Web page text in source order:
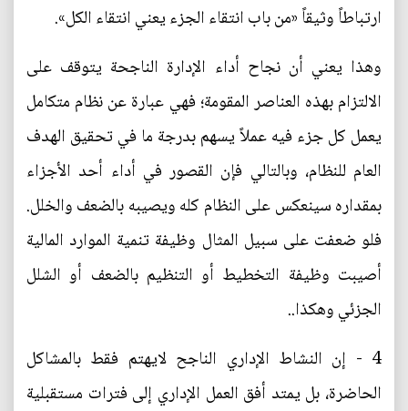
ارتباطاً وثيقاً «من باب انتقاء الجزء يعني انتقاء الكل».
وهذا يعني أن نجاح أداء الإدارة الناجحة يتوقف على
الالتزام بهذه العناصر المقومة؛ فهي عبارة عن نظام متكامل
يعمل كل جزء فيه عملاً يسهم بدرجة ما في تحقيق الهدف
العام للنظام، وبالتالي فإن القصور في أداء أحد الأجزاء
بمقداره سينعكس على النظام كله ويصيبه بالضعف والخلل.
فلو ضعفت على سبيل المثال وظيفة تنمية الموارد المالية
أصيبت وظيفة التخطيط أو التنظيم بالضعف أو الشلل
الجزئي وهكذا..
4 - إن النشاط الإداري الناجح لايهتم فقط بالمشاكل
الحاضرة، بل يمتد أفق العمل الإداري إلى فترات مستقبلية